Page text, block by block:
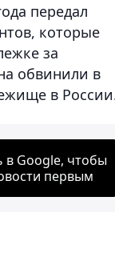
передал
которые
за
обвинили в
в
в Google, чтобы
первым